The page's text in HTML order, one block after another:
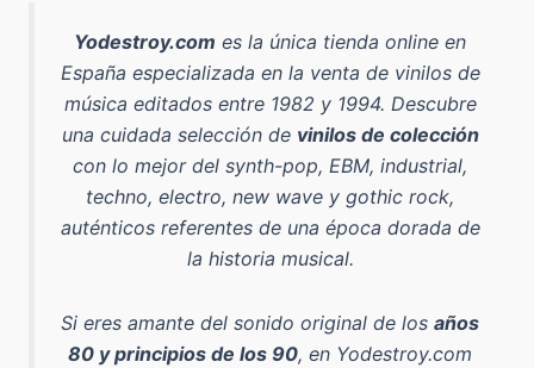
Yodestroy.com es la única tienda online en
España especializada en la venta de vinilos de
música editados entre 1982 y 1994. Descubre
una cuidada selección de vinilos de colección
con lo mejor del synth-pop, EBM, industrial,
techno, electro, new wave y gothic rock,
auténticos referentes de una época dorada de
la historia musical.
Si eres amante del sonido original de los años
80 y principios de los 90, en Yodestroy.com